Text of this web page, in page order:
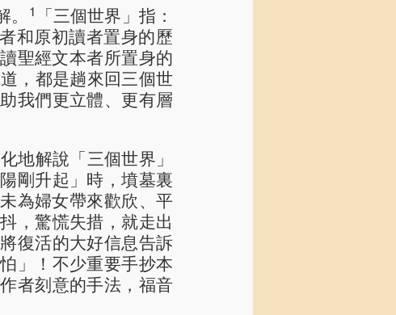
1
「三個世界」指：
和原初讀者置身的歷
聖經文本者所置身的
，都是趟來回三個世
我們更立體、更有層
地解說「三個世界」
剛升起」時，墳墓裏
為婦女帶來歡欣、平
，驚慌失措，就走出
復活的大好信息告訴
」！不少重要手抄本
者刻意的手法，福音